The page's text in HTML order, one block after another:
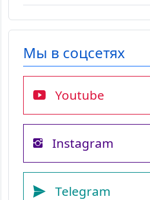
Мы в соцсетях
Youtube
Instagram
Telegram